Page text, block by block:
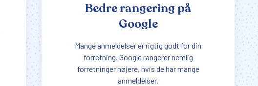
Bedre rangering på
Google
Mange anmeldelser er rigtig godt for din
forretning. Google rangerer nemlig
forretninger højere, hvis de har mange
anmeldelser.